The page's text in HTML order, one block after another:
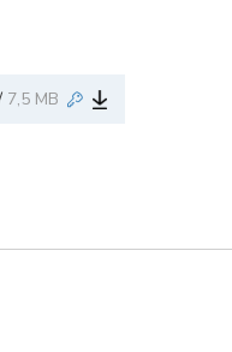
7,5 MB